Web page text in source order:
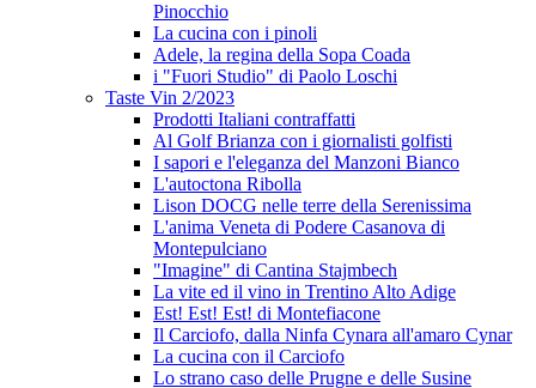
Pinocchio
La cucina con i pinoli
Adele, la regina della Sopa Coada
i "Fuori Studio" di Paolo Loschi
Taste Vin 2/2023
Prodotti Italiani contraffatti
Al Golf Brianza con i giornalisti golfisti
I sapori e l'eleganza del Manzoni Bianco
L'autoctona Ribolla
Lison DOCG nelle terre della Serenissima
L'anima Veneta di Podere Casanova di
Montepulciano
"Imagine" di Cantina Stajmbech
La vite ed il vino in Trentino Alto Adige
Est! Est! Est! di Montefiacone
Il Carciofo, dalla Ninfa Cynara all'amaro Cynar
La cucina con il Carciofo
Lo strano caso delle Prugne e delle Susine